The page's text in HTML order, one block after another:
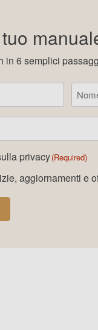
in 6 semplici
Nome
privacy(Required)
aggiornamenti e